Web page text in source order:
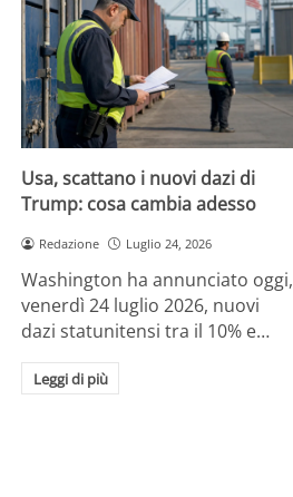
Usa, scattano i nuovi dazi di
Trump: cosa cambia adesso
Redazione Luglio 24, 2026
Washington ha annunciato oggi,
venerdì 24 luglio 2026, nuovi
dazi statunitensi tra il 10% e…
Leggi di più